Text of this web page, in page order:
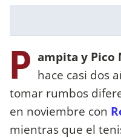
P ampita y Pico
hace casi dos
tomar rumbos
en noviembre con
mientras que el